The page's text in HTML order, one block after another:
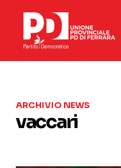
ARCHIVIO NEWS
vaccari